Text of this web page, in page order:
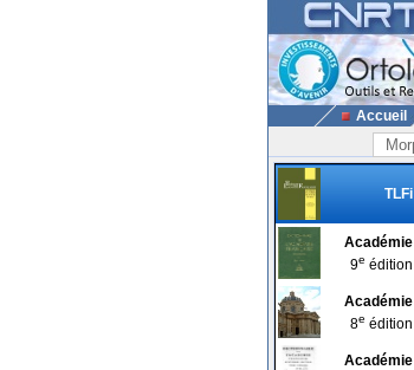
Accueil
TLFi
Académie
9e édition
Académie
8e édition
Académie